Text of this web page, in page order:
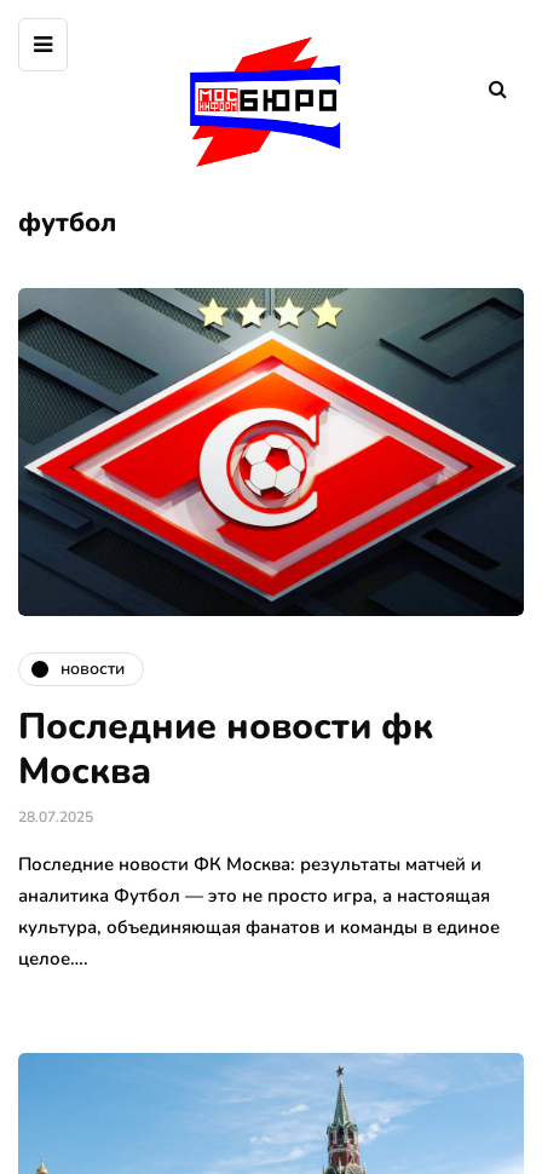
футбол
новости
Последние новости фк
Москва
28.07.2025
Последние новости ФК Москва: результаты матчей и
аналитика Футбол — это не просто игра, а настоящая
культура, объединяющая фанатов и команды в единое
целое….